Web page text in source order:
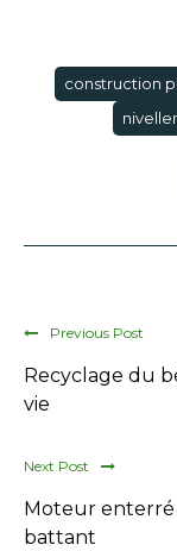
construction
Previous Post
Recyclage du
vie
Next Post
Moteur enterré
battant